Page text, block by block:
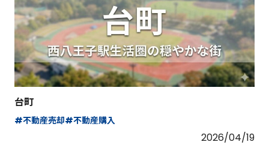
台町
#不動産売却#不動産購入
2026/04/19